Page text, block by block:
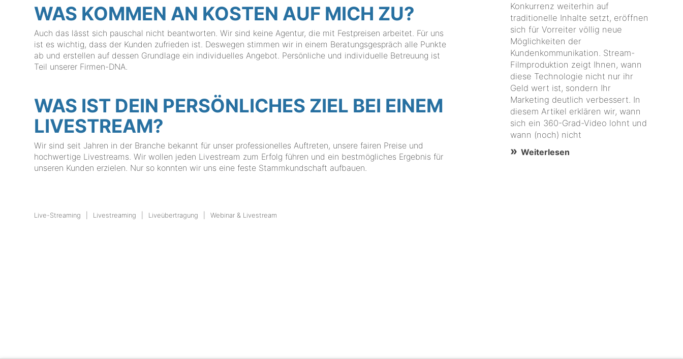
WAS KOMMEN AN KOSTEN AUF MICH ZU?
Auch das lässt sich pauschal nicht beantworten. Wir sind keine Agentur, die mit Festpreisen arbeitet. Für uns
ist es wichtig, dass der Kunden zufrieden ist. Deswegen stimmen wir in einem Beratungsgespräch alle Punkte
ab und erstellen auf dessen Grundlage ein individuelles Angebot. Persönliche und individuelle Betreuung ist
Teil unserer Firmen-DNA.
WAS IST DEIN PERSÖNLICHES ZIEL BEI EINEM
LIVESTREAM?
Wir sind seit Jahren in der Branche bekannt für unser professionelles Auftreten, unsere fairen Preise und
hochwertige Livestreams. Wir wollen jeden Livestream zum Erfolg führen und ein bestmögliches Ergebnis für
unseren Kunden erzielen. Nur so konnten wir uns eine feste Stammkundschaft aufbauen.
Live-Streaming Livestreaming Liveübertragung Webinar & Livestream
Konkurrenz weiterhin auf
traditionelle Inhalte setzt, eröffnen
sich für Vorreiter völlig neue
Möglichkeiten der
Kundenkommunikation. Stream-
Filmproduktion zeigt Ihnen, wann
diese Technologie nicht nur ihr
Geld wert ist, sondern Ihr
Marketing deutlich verbessert. In
diesem Artikel erklären wir, wann
sich ein 360-Grad-Video lohnt und
wann (noch) nicht
Weiterlesen